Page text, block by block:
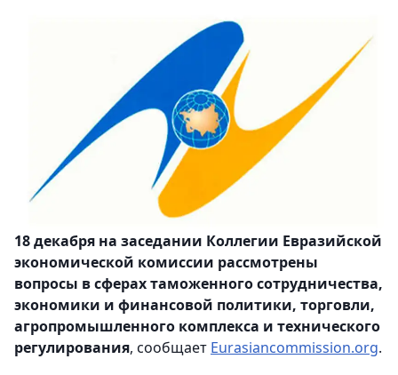
18 декабря на заседании Коллегии Евразийской
экономической комиссии рассмотрены
вопросы в сферах таможенного сотрудничества,
экономики и финансовой политики, торговли,
агропромышленного комплекса и технического
регулирования, сообщает Еurasiancommission.org.